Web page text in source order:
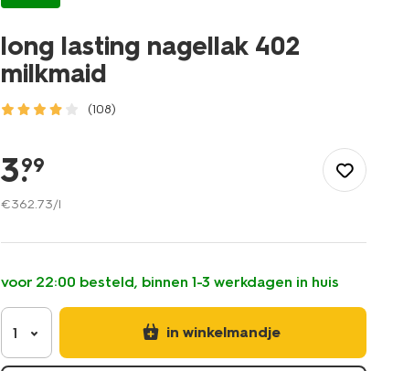
long lasting nagellak 402
milkmaid
(108)
up/nagellak/long-
nagellak/long-
milkmaid-
11240712.html
3.
99
€362.73/l
voor 22:00 besteld, binnen 1-3 werkdagen in huis
1 in winkelmandje